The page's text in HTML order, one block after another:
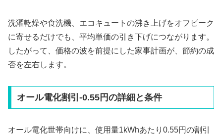
洗濯乾燥や食洗機、エコキュートの沸き上げをオフピーク
に寄せるだけでも、平均単価の引き下げにつながります。
したがって、価格の波を前提にした家事計画が、節約の成
否を左右します。
オール電化割引-0.55円の詳細と条件
オール電化世帯向けに、使用量1kWhあたり0.55円の割引